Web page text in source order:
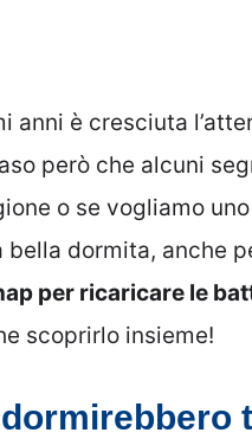
è cresciuta
però che alcuni
o se vogliamo
dormita, anche
per ricaricare le
scoprirlo insieme!